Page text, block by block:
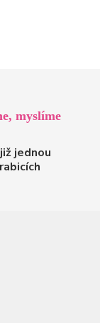
myslíme
jednou